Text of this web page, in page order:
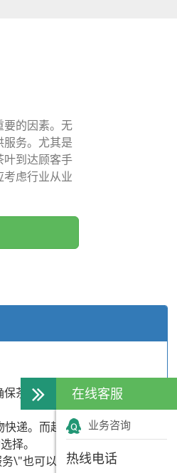
要的因素。无
务。尤其是
叶到达顾客手
虑行业从业
茶叶到达顾客手中的安全和
递。而越来越多的全球快递
择。
\"也可以由快递服务商提
在线客服
业务咨询
热线电话